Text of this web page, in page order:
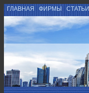
ГЛАВНАЯ ФИРМЫ СТАТЬИ